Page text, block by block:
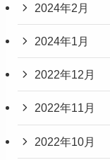
2024年2月
2024年1月
2022年12月
2022年11月
2022年10月